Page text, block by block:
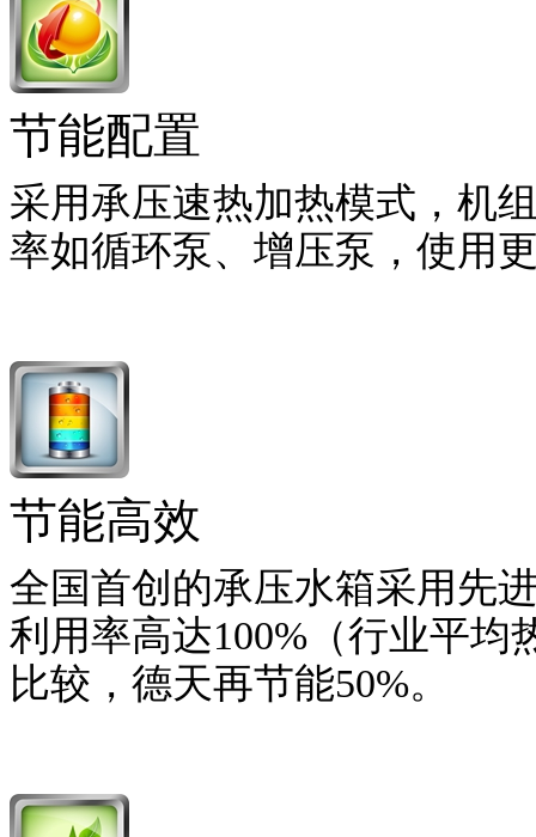
节能配置
采用承压速热加热模式，机
率如循环泵、增压泵，使用
节能高效
全国首创的承压水箱采用先
利用率高达100%（行业平均
比较，德天再节能50%。